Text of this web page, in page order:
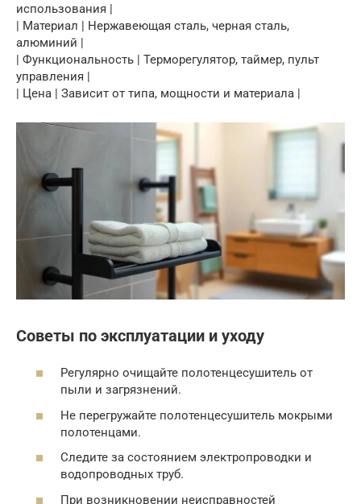
использования |
| Материал | Нержавеющая сталь, черная сталь,
алюминий |
| Функциональность | Терморегулятор, таймер, пульт
управления |
| Цена | Зависит от типа, мощности и материала |
Советы по эксплуатации и уходу
Регулярно очищайте полотенцесушитель от
пыли и загрязнений.
Не перегружайте полотенцесушитель мокрыми
полотенцами.
Следите за состоянием электропроводки и
водопроводных труб.
При возникновении неисправностей